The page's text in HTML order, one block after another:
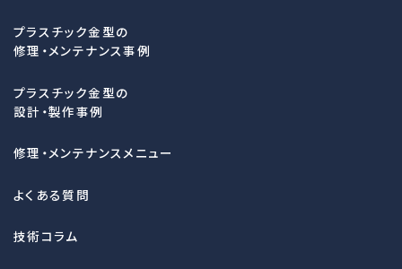
プラスチック金型の
修理・メンテナンス事例
プラスチック金型の
設計・製作事例
修理・メンテナンスメニュー
よくある質問
技術コラム